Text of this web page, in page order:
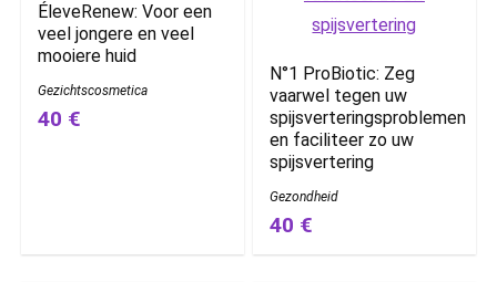
ÉleveRenew: Voor een
veel jongere en veel
mooiere huid
Gezichtscosmetica
40 €
N°1 ProBiotic: Zeg
vaarwel tegen uw
spijsverteringsproblemen
en faciliteer zo uw
spijsvertering
Gezondheid
40 €